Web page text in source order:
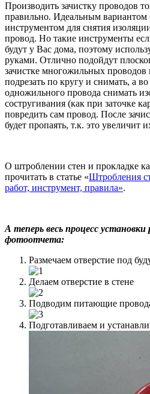
Производить зачистку проводов
правильно. Идеальным вариантом
инструментом для снятия
провод. Но такие инструменты
будут у Вас дома, поэтому
руками. Отлично подойдут
зачистке многожильных проводов
подрезать по кругу и снимать, а
одножильного провода снимать
состругивания (как при заточке
повредить сам провод. После
будет пропаять, т.к. это увеличит
О штроблении стен и прокладке
прочитать в статье «Штробления
работ, инструмент, правила».
А теперь весь процесс
фотоотчета:
Размечаем отверстие под
Делаем отверстие в стене
Подводим питающие
Подготавливаем и